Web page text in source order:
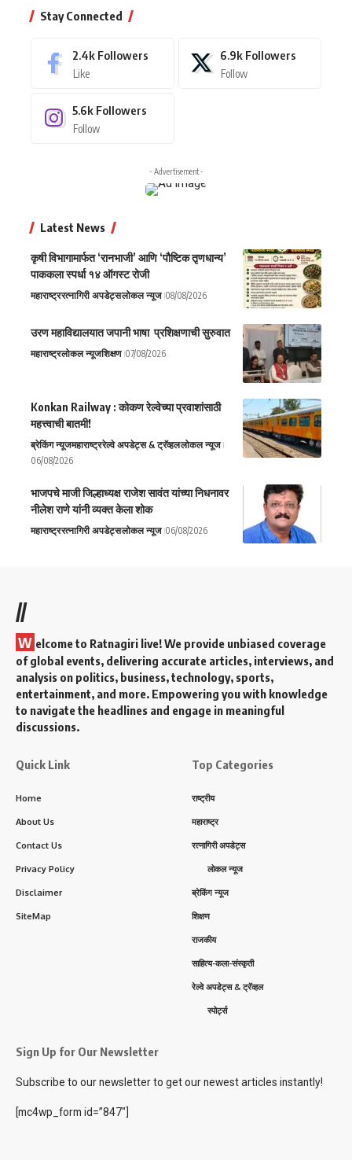
Stay Connected
2.4k Followers
Like
6.9k Followers
Follow
5.6k Followers
Follow
- Advertisement -
Latest News
कृषी विभागामार्फत ‘रानभाजी’ आणि ‘पौष्टिक तृणधान्य’
पाककला स्पर्धा १४ ऑगस्ट रोजी
महाराष्ट्ररत्नागिरी अपडेट्सलोकल न्यूज 08/08/2026
उरण महाविद्यालयात जपानी भाषा प्रशिक्षणाची सुरुवात
महाराष्ट्रलोकल न्यूजशिक्षण 07/08/2026
Konkan Railway : कोकण रेल्वेच्या प्रवाशांसाठी
महत्त्वाची बातमी!
ब्रेकिंग न्यूजमहाराष्ट्ररेल्वे अपडेट्स & ट्रॅव्हललोकल न्यूज
06/08/2026
भाजपचे माजी जिल्हाध्यक्ष राजेश सावंत यांच्या निधनावर
नीलेश राणे यांनी व्यक्त केला शोक
महाराष्ट्ररत्नागिरी अपडेट्सलोकल न्यूज 06/08/2026
//
W elcome to Ratnagiri live! We provide unbiased coverage
of global events, delivering accurate articles, interviews, and
analysis on politics, business, technology, sports,
entertainment, and more. Empowering you with knowledge
to navigate the headlines and engage in meaningful
discussions.
Quick Link
Home
About Us
Contact Us
Privacy Policy
Disclaimer
SiteMap
Top Categories
राष्ट्रीय
महाराष्ट्र
रत्नागिरी अपडेट्स
लोकल न्यूज
ब्रेकिंग न्यूज
शिक्षण
राजकीय
साहित्य-कला-संस्कृती
रेल्वे अपडेट्स & ट्रॅव्हल
स्पोर्ट्स
Sign Up for Our Newsletter
Subscribe to our newsletter to get our newest articles instantly!
[mc4wp_form id=”847″]